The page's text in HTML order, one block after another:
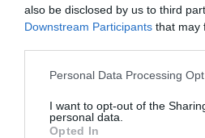
also be disclosed by us to third
Downstream Participants that may
Personal Data Processing
I want to opt-out of the
personal data.
Opted In